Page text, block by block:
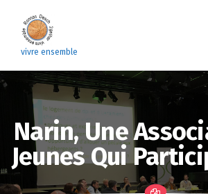
contenu
vivre ensemble
Narin, Une
Jeunes Qui